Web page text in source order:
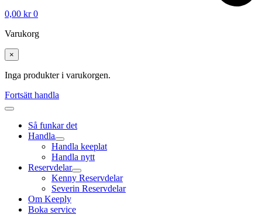
0,00 kr 0
Varukorg
×
Inga produkter i varukorgen.
Fortsätt handla
Så funkar det
Handla
Handla keeplat
Handla nytt
Reservdelar
Kenny Reservdelar
Severin Reservdelar
Om Keeply
Boka service